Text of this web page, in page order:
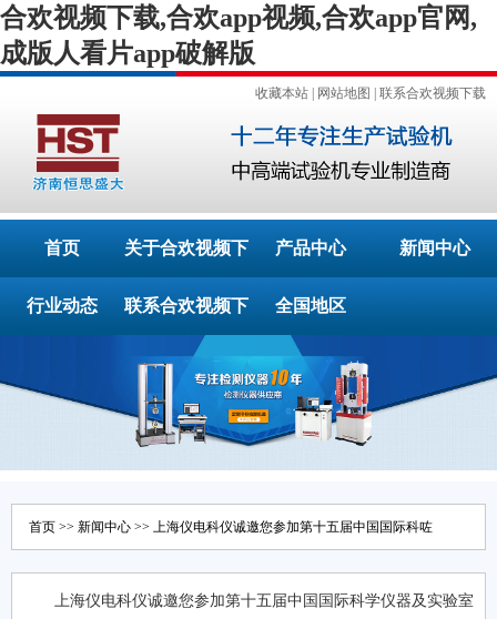
合欢视频下载,合欢app视频,合欢app官网,
成版人看片app破解版
收藏本站 网站地图 联系合欢视频下载
首页 关于合欢视频下
载
产品中心 新闻中心
行业动态 联系合欢视频下
载
全国地区
首页 >> 新闻中心 >> 上海仪电科仪诚邀您参加第十五届中国国际科咗
上海仪电科仪诚邀您参加第十五届中国国际科学仪器及实验室